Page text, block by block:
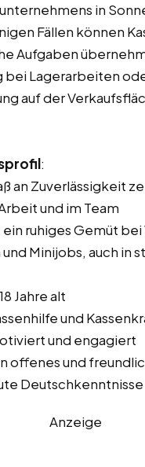
in
Fällen können
Aufgaben
bei Lagerarbeiten
auf der
:
an Zuverlässigkeit
und im Team
ein ruhiges Gemüt
Minijobs, auch in
Jahre alt
und
und engagiert
offenes und
Deutschkenntnisse
Anzeige